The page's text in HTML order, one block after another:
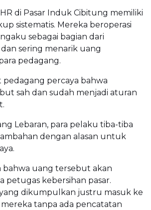
di Pasar Induk Cibitung memiliki
sistematis. Mereka beroperasi
sebagai bagian dari
sering menarik uang
pedagang.
pedagang percaya bahwa
sah dan sudah menjadi aturan
Lebaran, para pelaku tiba-tiba
dengan alasan untuk
bahwa uang tersebut akan
petugas kebersihan pasar.
dikumpulkan justru masuk ke
tanpa ada pencatatan